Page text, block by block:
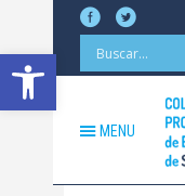
Abrir barra de
MENU